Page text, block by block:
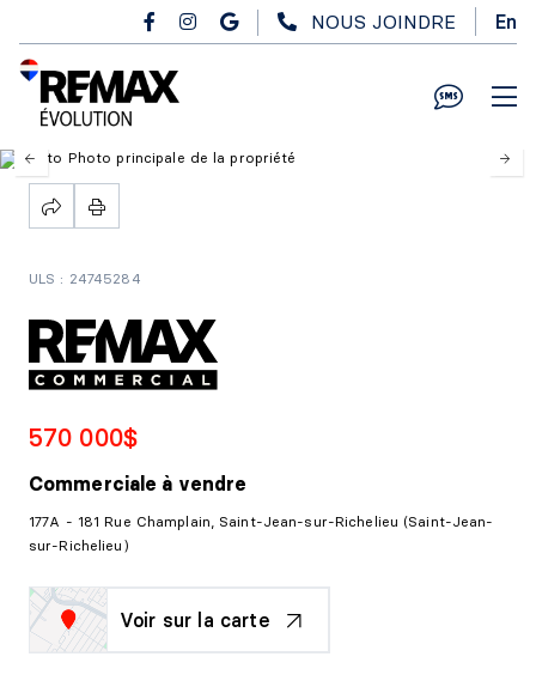
Passer au contenu principal
NOUS JOINDRE En